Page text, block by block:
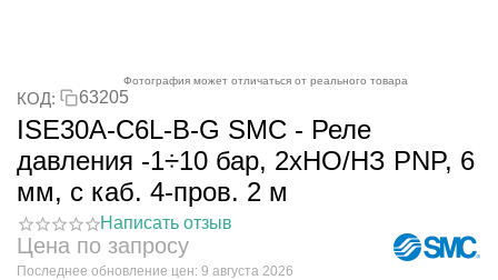
Фотография может отличаться от реального товара
КОД: 63205
ISE30A-C6L-B-G SMC - Реле
давления -1÷10 бар, 2xНО/НЗ PNP, 6
мм, с каб. 4-пров. 2 м
Написать отзыв
Цена по запросу
Последнее обновление цен: 9 августа 2026